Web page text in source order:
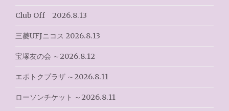
ョ
ン
Club Off 2026.8.13
三菱UFJニコス 2026.8.13
宝塚友の会 ～2026.8.12
エポトクプラザ ～2026.8.11
ローソンチケット ～2026.8.11